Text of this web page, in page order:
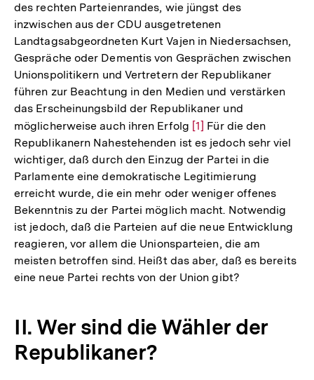
des rechten Parteienrandes, wie jüngst des
inzwischen aus der CDU ausgetretenen
Landtagsabgeordneten Kurt Vajen in Niedersachsen,
Gespräche oder Dementis von Gesprächen zwischen
Unionspolitikern und Vertretern der Republikaner
führen zur Beachtung in den Medien und verstärken
das Erscheinungsbild der Republikaner und
möglicherweise auch ihren Erfolg Zur
Auflösung
der
Fußnote
[1] Für die den
Republikanern Nahestehenden ist es jedoch sehr viel
wichtiger, daß durch den Einzug der Partei in die
Parlamente eine demokratische Legitimierung
erreicht wurde, die ein mehr oder weniger offenes
Bekenntnis zu der Partei möglich macht. Notwendig
ist jedoch, daß die Parteien auf die neue Entwicklung
reagieren, vor allem die Unionsparteien, die am
meisten betroffen sind. Heißt das aber, daß es bereits
eine neue Partei rechts von der Union gibt?
II. Wer sind die Wähler der
Republikaner?